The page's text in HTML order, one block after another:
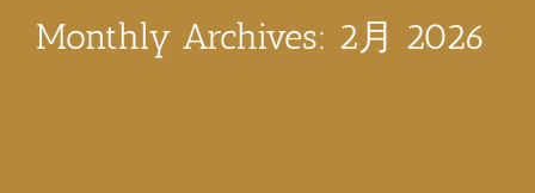
Monthly Archives: 2月 2026